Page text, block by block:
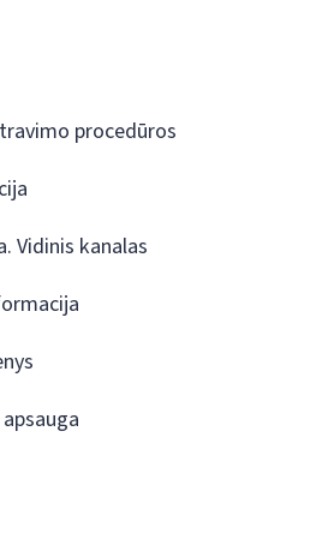
procedūros
Vidinis kanalas